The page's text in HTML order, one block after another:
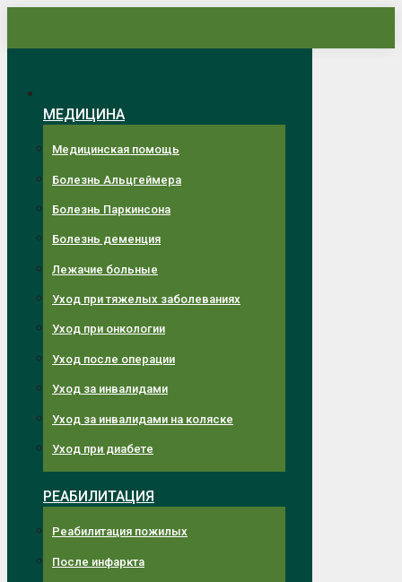
МЕДИЦИНА
Медицинская помощь
Болезнь Альцгеймера
Болезнь Паркинсона
Болезнь деменция
Лежачие больные
Уход при тяжелых заболеваниях
Уход при онкологии
Уход после операции
Уход за инвалидами
Уход за инвалидами на коляске
Уход при диабете
РЕАБИЛИТАЦИЯ
Реабилитация пожилых
После инфаркта